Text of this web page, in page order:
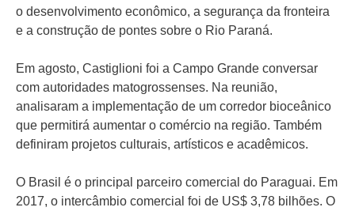
o desenvolvimento econômico, a segurança da fronteira
e a construção de pontes sobre o Rio Paraná.
Em agosto, Castiglioni foi a Campo Grande conversar
com autoridades matogrossenses. Na reunião,
analisaram a implementação de um corredor bioceânico
que permitirá aumentar o comércio na região. Também
definiram projetos culturais, artísticos e acadêmicos.
O Brasil é o principal parceiro comercial do Paraguai. Em
2017, o intercâmbio comercial foi de US$ 3,78 bilhões. O